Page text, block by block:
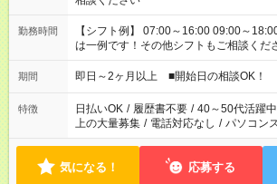
勤務時間
【シフト例】 07:00～16:00 09:00～18:00
は一例です！その他シフトもご相談くだ
期間 即日～2ヶ月以上 ■開始日の相談OK！
特徴 日払いOK / 履歴書不要 / 40～50代活躍中
上の大量募集 / 電話対応なし / パソコン
気になる！ 応募する